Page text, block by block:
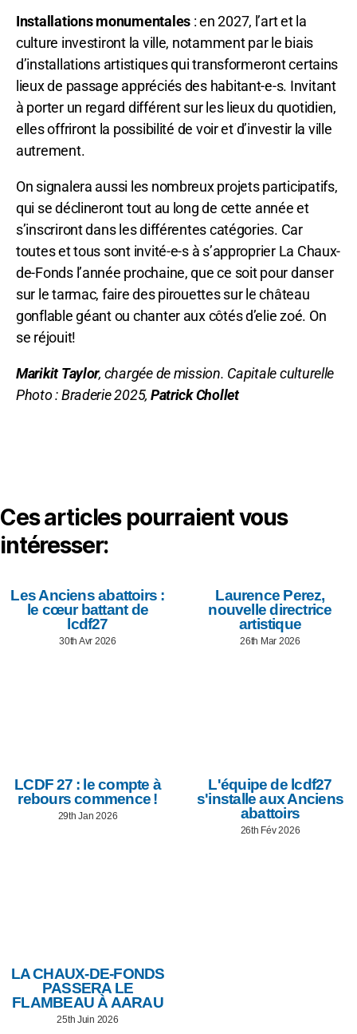
Installations monumentales: en 2027, l’art et la
culture investiront la ville, notamment par le biais
d’installations artistiques qui transformeront certains
lieux de passage appréciés des habitant-e-s. Invitant
à porter un regard différent sur les lieux du quotidien,
elles offriront la possibilité de voir et d’investir la ville
autrement.
On signalera aussi les nombreux projets participatifs,
qui se déclineront tout au long de cette année et
s’inscriront dans les différentes catégories. Car
toutes et tous sont invité-e-s à s’approprier La Chaux-
de-Fonds l’année prochaine, que ce soit pour danser
sur le tarmac, faire des pirouettes sur le château
gonflable géant ou chanter aux côtés d’elie zoé. On
se réjouit!
Marikit Taylor, chargée de mission. Capitale culturelle
Photo : Braderie 2025, Patrick Chollet
Ces articles pourraient vous
intéresser:
Les Anciens abattoirs :
le cœur battant de
lcdf27
30th Avr 2026
Laurence Perez,
nouvelle directrice
artistique
26th Mar 2026
LCDF 27 : le compte à
rebours commence !
29th Jan 2026
L'équipe de lcdf27
s'installe aux Anciens
abattoirs
26th Fév 2026
LA CHAUX-DE-FONDS
PASSERA LE
FLAMBEAU À AARAU
25th Juin 2026